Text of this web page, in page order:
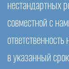
нестандартных
совместной с
в указанный